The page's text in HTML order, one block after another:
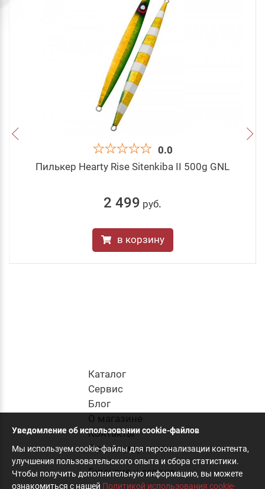
0.0
Пилькер Hearty Rise Sitenkiba II 500g GNL
2 499 руб.
в корзину
Каталог
Cервис
Блог
О магазине
Контакты
Оплата и доставка
Гарантия и сервис
Уведомление об использовании cookie-файлов
Мы используем cookie-файлы для персонализации контента,
улучшения пользовательского опыта и сбора статистики.
Чтобы получить дополнительную информацию, вы можете
ознакомиться с нашей Политикой использования cookie-